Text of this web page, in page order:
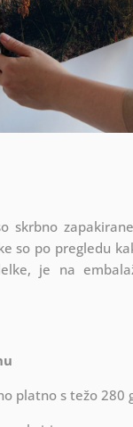
skrbno
so po pregledu
je na
platno s težo 280